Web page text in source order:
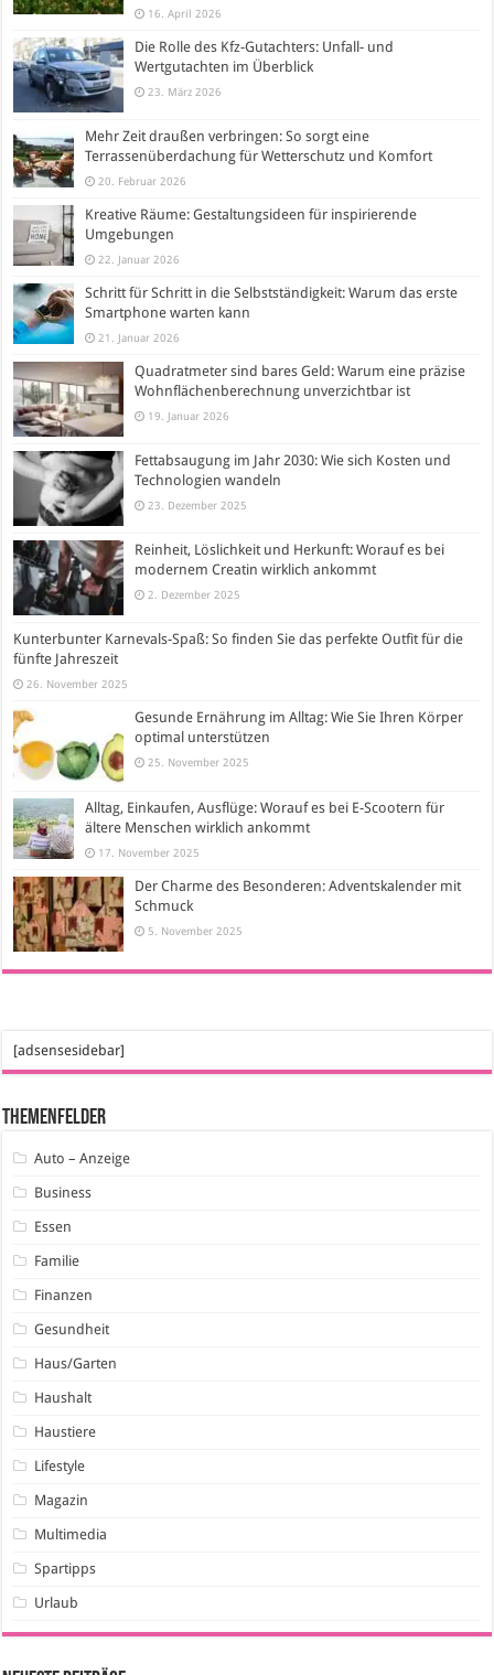
16. April 2026
Die Rolle des Kfz-Gutachters: Unfall- und
Wertgutachten im Überblick
23. März 2026
Mehr Zeit draußen verbringen: So sorgt eine
Terrassenüberdachung für Wetterschutz und Komfort
20. Februar 2026
Kreative Räume: Gestaltungsideen für inspirierende
Umgebungen
22. Januar 2026
Schritt für Schritt in die Selbstständigkeit: Warum das erste
Smartphone warten kann
21. Januar 2026
Quadratmeter sind bares Geld: Warum eine präzise
Wohnflächenberechnung unverzichtbar ist
19. Januar 2026
Fettabsaugung im Jahr 2030: Wie sich Kosten und
Technologien wandeln
23. Dezember 2025
Reinheit, Löslichkeit und Herkunft: Worauf es bei
modernem Creatin wirklich ankommt
2. Dezember 2025
Kunterbunter Karnevals-Spaß: So finden Sie das perfekte Outfit für die
fünfte Jahreszeit
26. November 2025
Gesunde Ernährung im Alltag: Wie Sie Ihren Körper
optimal unterstützen
25. November 2025
Alltag, Einkaufen, Ausflüge: Worauf es bei E-Scootern für
ältere Menschen wirklich ankommt
17. November 2025
Der Charme des Besonderen: Adventskalender mit
Schmuck
5. November 2025
[adsensesidebar]
Themenfelder
Auto – Anzeige
Business
Essen
Familie
Finanzen
Gesundheit
Haus/Garten
Haushalt
Haustiere
Lifestyle
Magazin
Multimedia
Spartipps
Urlaub